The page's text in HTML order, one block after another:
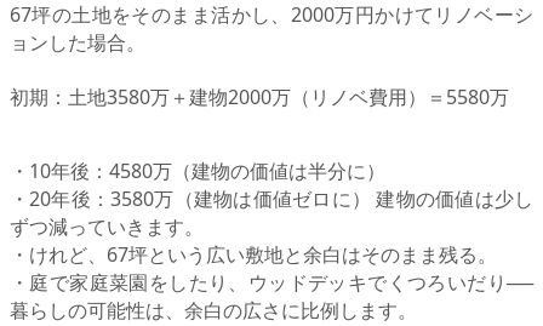
67坪の土地をそのまま活かし、2000万円かけてリノベーシ
ョンした場合。
初期：土地3580万＋建物2000万（リノベ費用）＝5580万
・10年後：4580万（建物の価値は半分に）
・20年後：3580万（建物は価値ゼロに） 建物の価値は少し
ずつ減っていきます。
・けれど、67坪という広い敷地と余白はそのまま残る。
・庭で家庭菜園をしたり、ウッドデッキでくつろいだり──
暮らしの可能性は、余白の広さに比例します。